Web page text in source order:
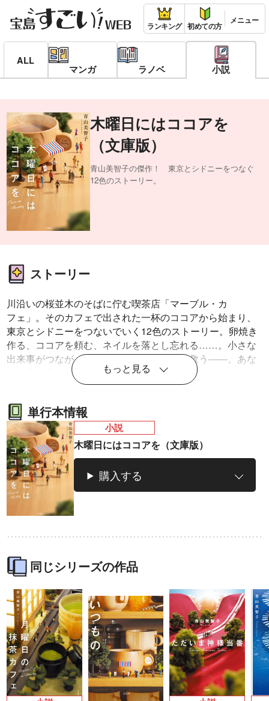
ランキング 初めての方
ラノベ
魔法少女育成計
画
2026年秋、TVアニメ
マンガ
愛蔵版 花ぶらん
こゆれて
太刀掛秀子の名作が
マンガ
【試し読み】異
世界でも鍵屋さ
ん
異世界お仕事ファン
ヒ
上下
ALL
マンガ ラノベ 小説
木曜日にはココアを
（文庫版）
青山美智子の傑作！ 東京とシドニーをつなぐ
12色のストーリー。
ストーリー
川沿いの桜並木のそばに佇む喫茶店「マーブル・カ
フェ」。そのカフェで出された一杯のココアから始まり、
東京とシドニーをつないでいく12色のストーリー。卵焼き
作る、ココアを頼む、ネイルを落とし忘れる……。小さな
出来事がつながって、最後はひとりの命を救う――。あな
たの心も救われるやさしい物語。カバーは、インスタフォ
ロワー数407万人のミニチュア写真家・田中達也氏が手が
もっと見る
単行本情報
小説
木曜日にはココアを（文庫版）
購入する
同じシリーズの作品